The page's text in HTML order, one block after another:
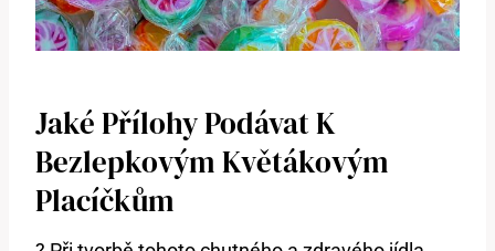
Jaké Přílohy Podávat K
Bezlepkovým Květákovým
Placíčkům